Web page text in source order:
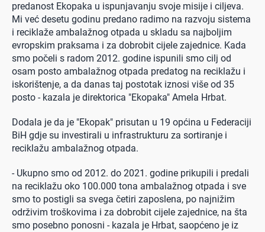
predanost Ekopaka u ispunjavanju svoje misije i ciljeva.
Mi već desetu godinu predano radimo na razvoju sistema
i reciklaže ambalažnog otpada u skladu sa najboljim
evropskim praksama i za dobrobit cijele zajednice. Kada
smo počeli s radom 2012. godine ispunili smo cilj od
osam posto ambalažnog otpada predatog na reciklažu i
iskorištenje, a da danas taj postotak iznosi više od 35
posto - kazala je direktorica "Ekopaka" Amela Hrbat.
Dodala je da je "Ekopak" prisutan u 19 općina u Federaciji
BiH gdje su investirali u infrastrukturu za sortiranje i
reciklažu ambalažnog otpada.
- Ukupno smo od 2012. do 2021. godine prikupili i predali
na reciklažu oko 100.000 tona ambalažnog otpada i sve
smo to postigli sa svega četiri zaposlena, po najnižim
održivim troškovima i za dobrobit cijele zajednice, na šta
smo posebno ponosni - kazala je Hrbat, saopćeno je iz